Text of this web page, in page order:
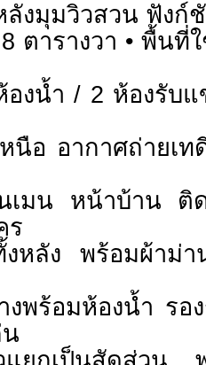
ลังมุมวิวสวน ฟังก์
ตารางวา • พื้นที่
องน้ำ / 2 ห้องรับ
นือ อากาศถ่ายเ
มน หน้าบ้าน ติ
ร
งหลัง พร้อมผ้าม่า
งพร้อมห้องน้ำ รอ